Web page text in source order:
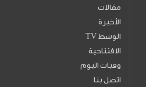
مقالات
الأخيرة
TV الوسط
الافتتاحية
وفيات اليوم
اتصل بنا